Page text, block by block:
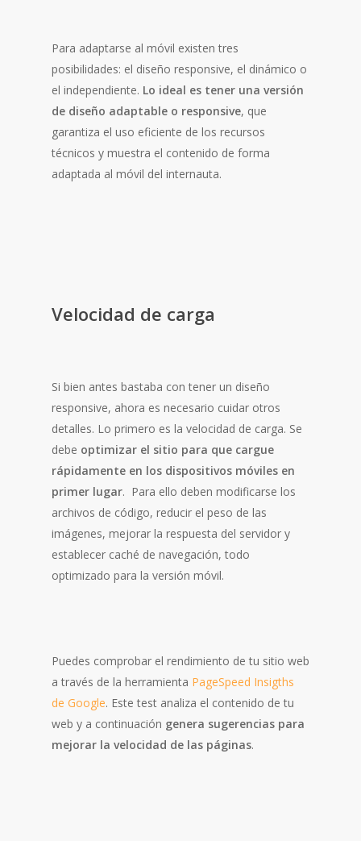
Para adaptarse al móvil existen tres
posibilidades: el diseño responsive, el dinámico o
el independiente. Lo ideal es tener una versión
de diseño adaptable o responsive, que
garantiza el uso eficiente de los recursos
técnicos y muestra el contenido de forma
adaptada al móvil del internauta.
Velocidad de carga
Si bien antes bastaba con tener un diseño
responsive, ahora es necesario cuidar otros
detalles. Lo primero es la velocidad de carga. Se
debe optimizar el sitio para que cargue
rápidamente en los dispositivos móviles en
primer lugar. Para ello deben modificarse los
archivos de código, reducir el peso de las
imágenes, mejorar la respuesta del servidor y
establecer caché de navegación, todo
optimizado para la versión móvil.
Puedes comprobar el rendimiento de tu sitio web
a través de la herramienta PageSpeed Insigths
de Google. Este test analiza el contenido de tu
web y a continuación genera sugerencias para
mejorar la velocidad de las páginas.